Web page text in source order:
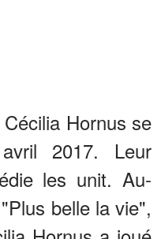
Hornus se
2017. Leur
les unit. Au-
belle la vie",